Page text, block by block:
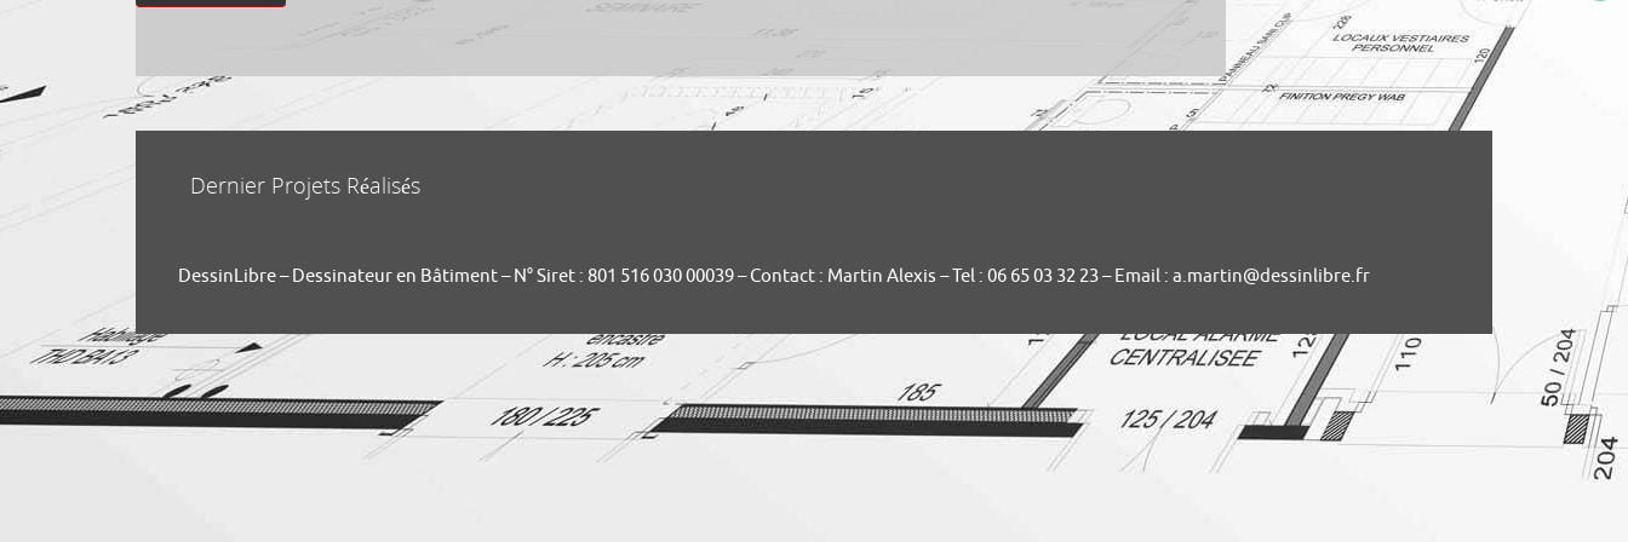
Dernier Projets Réalisés
DessinLibre – Dessinateur en Bâtiment – N° Siret : 801 516 030 00039 – Contact : Martin Alexis – Tel : 06 65 03 32 23 – Email : a.martin@dessinlibre.fr